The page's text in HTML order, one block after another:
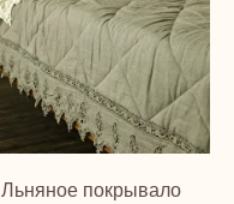
Льняное покрывало